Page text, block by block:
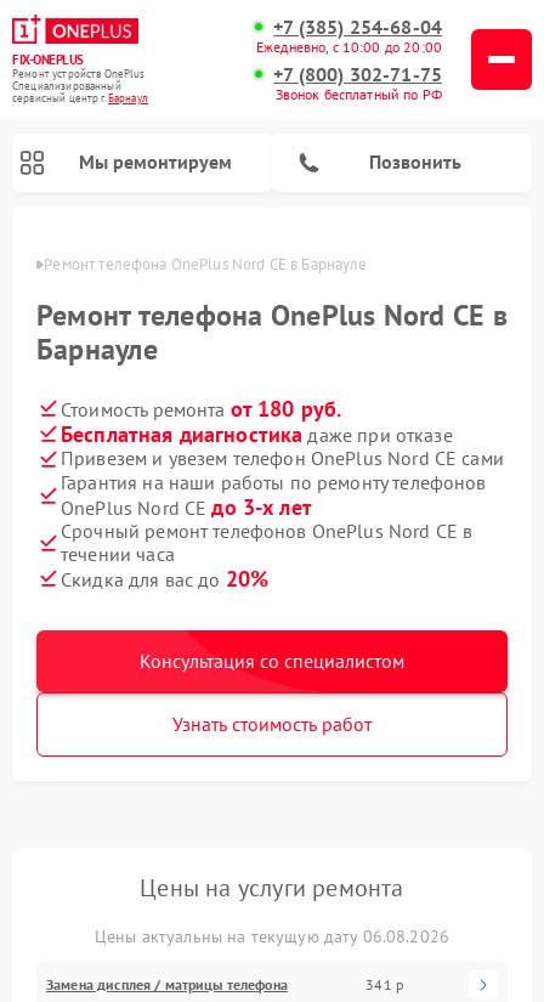
FIX-ONEPLUS
Ремонт устройств OnePlus
Специализированный
cервисный центр г.Барнаул
+7 (385) 254-68-04
Ежедневно, с 10:00 до 20:00
+7 (800) 302-71-75
Звонок бесплатный по РФ
Мы ремонтируем Позвонить
Ремонт телефона OnePlus Nord CE в Барнауле
Ремонт телефона OnePlus Nord CE в
Барнауле
Стоимость ремонта от 180 руб.
Бесплатная диагностика даже при отказе
Привезем и увезем телефон OnePlus Nord CE сами
Гарантия на наши работы по ремонту телефонов
OnePlus Nord CEдо 3-х лет
Срочный ремонт телефонов OnePlus Nord CE в
течении часа
Скидка для вас до 20%
Консультация со специалистом
Узнать стоимость работ
Цены на услуги ремонта
Цены актуальны на текущую дату 06.08.2026
Замена дисплея / матрицы телефона 341 р